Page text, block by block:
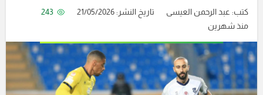
كتب: عبد الرحمن العيسى تاريخ النشر: 21/05/2026
243
منذ شهرين